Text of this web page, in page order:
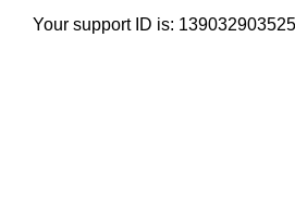
Your support ID is: